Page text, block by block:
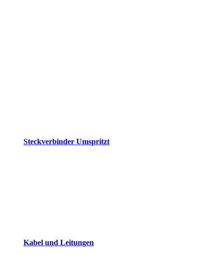
Steckverbinder Umspritzt
Kabel und Leitungen